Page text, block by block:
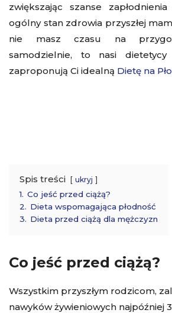
zwiększając szanse
ogólny stan zdrowia przyszłej
nie masz czasu na
samodzielnie, to nasi dietetycy
zaproponują Ci idealną Dietę na
Spis treści ukryj
1. Co jeść przed ciążą?
2. Dieta wspomagająca płodność
3. Dieta przed ciążą dla mężczyzn
Co jeść przed ciążą?
Wszystkim przyszłym rodzicom,
nawyków żywieniowych najpóźniej